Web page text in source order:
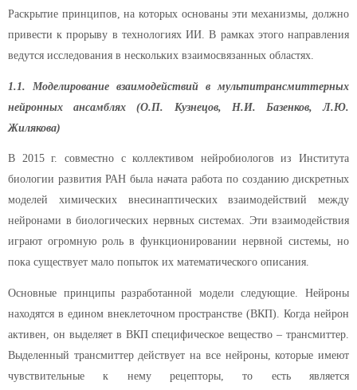
Раскрытие принципов, на которых основаны эти механизмы, должно
привести к прорыву в технологиях ИИ. В рамках этого направления
ведутся исследования в нескольких взаимосвязанных областях.
1.1. Моделирование взаимодействий в мультитрансмиттерных
нейронных ансамблях (О.П. Кузнецов, Н.И. Базенков, Л.Ю.
Жилякова)
В 2015 г. совместно с коллективом нейробиологов из Института
биологии развития РАН была начата работа по созданию дискретных
моделей химических внесинаптических взаимодействий между
нейронами в биологических нервных системах. Эти взаимодействия
играют огромную роль в функционировании нервной системы, но
пока существует мало попыток их математического описания.
Основные принципы разработанной модели следующие. Нейроны
находятся в едином внеклеточном пространстве (ВКП). Когда нейрон
активен, он выделяет в ВКП специфическое вещество – трансмиттер.
Выделенный трансмиттер действует на все нейроны, которые имеют
чувствительные к нему рецепторы, то есть является